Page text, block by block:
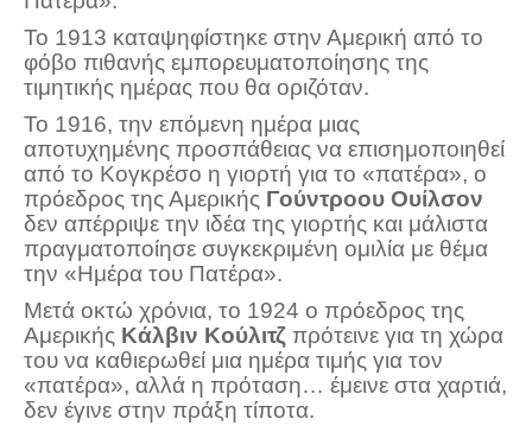
Το 1913 καταψηφίστηκε στην Αμερική από το
φόβο πιθανής εμπορευματοποίησης της
τιμητικής ημέρας που θα οριζόταν.
Το 1916, την επόμενη ημέρα μιας
αποτυχημένης προσπάθειας να επισημοποιηθεί
από το Κογκρέσο η γιορτή για το «πατέρα», ο
πρόεδρος της Αμερικής Γούντροου Ουίλσον
δεν απέρριψε την ιδέα της γιορτής και μάλιστα
πραγματοποίησε συγκεκριμένη ομιλία με θέμα
την «Ημέρα του Πατέρα».
Μετά οκτώ χρόνια, το 1924 ο πρόεδρος της
Αμερικής Κάλβιν Κούλιτζ πρότεινε για τη χώρα
του να καθιερωθεί μια ημέρα τιμής για τον
«πατέρα», αλλά η πρόταση… έμεινε στα χαρτιά,
δεν έγινε στην πράξη τίποτα.